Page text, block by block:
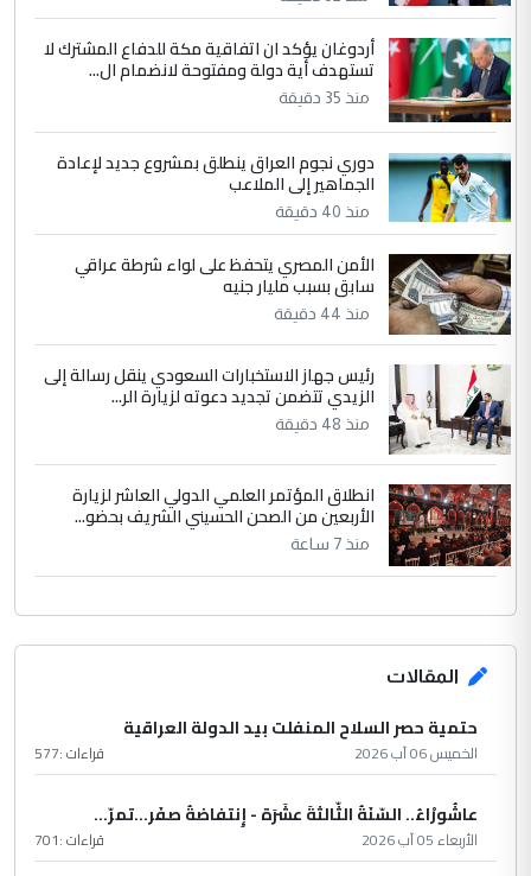
سردار
التعليق : واحد من عصابة علي ماما يسقط
جنسية الرافد الثالث للعراق ومن اصول عريقة
ابا فرات ...
الموضوع :
الجواهري يرد على صدام حسين سل
مضجعيك يابن الزنا (نص كامل)
أردوغان يؤكد ان اتفاقية مكة للدفاع المشترك لا
تستهدف أية دولة ومفتوحة لانضمام ال...
منذ 35 دقيقة
دوري نجوم العراق ينطلق بمشروع جديد لإعادة
الجماهير إلى الملاعب
منذ 40 دقيقة
الأمن المصري يتحفظ على لواء شرطة عراقي
سابق بسبب مليار جنيه
منذ 44 دقيقة
رئيس جهاز الاستخبارات السعودي ينقل رسالة إلى
الزيدي تتضمن تجديد دعوته لزيارة الر...
منذ 48 دقيقة
انطلاق المؤتمر العلمي الدولي العاشر لزيارة
الأربعين من الصحن الحسيني الشريف بحضو...
منذ 7 ساعة
المقالات
حتمية حصر السلاح المنفلت بيد الدولة العراقية
الخميس 06 آب 2026 قراءات :577
عاشُورْاءُ.. السّنَةُ الثّالثةَ عشَرَة - إِنتفاضةُ صفَر…تمرّ...
الأربعاء 05 آب 2026 قراءات :701